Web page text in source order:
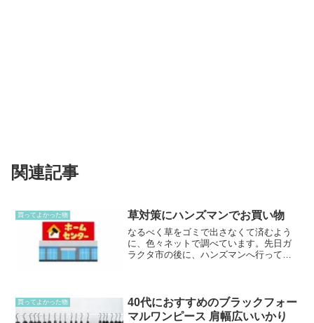
関連記事
買ってよかった物 草対策にハンズマンでお買い物
なるべく草をゴミで出さなくて済むよう
に、色々ネットで調べています。先日ガ
ラクタ市の後に、ハンズマンへ行ってき
していたら、良さそうなも...
買ってよかった物
40代におすすめのブラックフォー
マルワンピース 肩幅広いいかり